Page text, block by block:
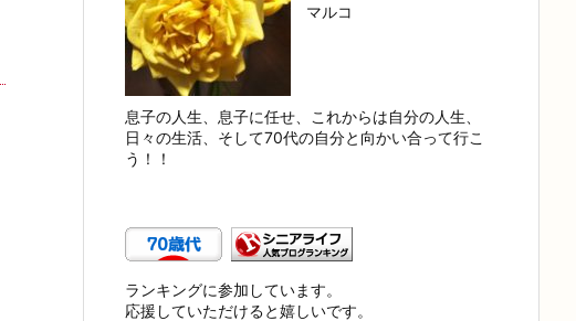
マルコ
息子の人生、息子に任せ、これからは自分の人生、
日々の生活、そして70代の自分と向かい合って行こ
う！！
ランキングに参加しています。
応援していただけると嬉しいです。